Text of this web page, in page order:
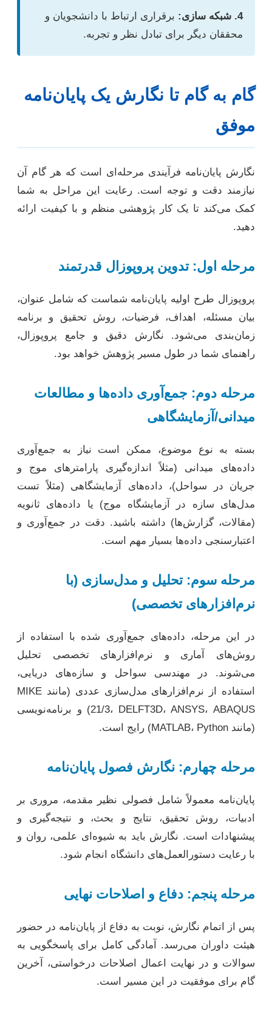
4. شبکه سازی:
برقراری ارتباط با دانشجویان و
محققان دیگر برای تبادل نظر و تجربه.
گام به گام تا نگارش یک پایان‌نامه
موفق
نگارش پایان‌نامه فرآیندی مرحله‌ای است که هر گام آن
نیازمند دقت و توجه است. رعایت این مراحل به شما
کمک می‌کند تا یک کار پژوهشی منظم و با کیفیت ارائه
دهید.
مرحله اول: تدوین پروپوزال قدرتمند
پروپوزال طرح اولیه پایان‌نامه شماست که شامل عنوان،
بیان مسئله، اهداف، فرضیات، روش تحقیق و برنامه
زمان‌بندی می‌شود. نگارش دقیق و جامع پروپوزال،
راهنمای شما در طول مسیر پژوهش خواهد بود.
مرحله دوم: جمع‌آوری داده‌ها و مطالعات
میدانی/آزمایشگاهی
بسته به نوع موضوع، ممکن است نیاز به جمع‌آوری
داده‌های میدانی (مثلاً اندازه‌گیری پارامترهای موج و
جریان در سواحل)، داده‌های آزمایشگاهی (مثلاً تست
مدل‌های سازه در آزمایشگاه موج) یا داده‌های ثانویه
(مقالات، گزارش‌ها) داشته باشید. دقت در جمع‌آوری و
اعتبارسنجی داده‌ها بسیار مهم است.
مرحله سوم: تحلیل و مدل‌سازی (با
نرم‌افزارهای تخصصی)
در این مرحله، داده‌های جمع‌آوری شده با استفاده از
روش‌های آماری و نرم‌افزارهای تخصصی تحلیل
می‌شوند. در مهندسی سواحل و سازه‌های دریایی،
استفاده از نرم‌افزارهای مدل‌سازی عددی (مانند MIKE
21/3، DELFT3D، ANSYS، ABAQUS) و برنامه‌نویسی
(مانند MATLAB، Python) رایج است.
مرحله چهارم: نگارش فصول پایان‌نامه
پایان‌نامه معمولاً شامل فصولی نظیر مقدمه، مروری بر
ادبیات، روش تحقیق، نتایج و بحث، و نتیجه‌گیری و
پیشنهادات است. نگارش باید به شیوه‌ای علمی، روان و
با رعایت دستورالعمل‌های دانشگاه انجام شود.
مرحله پنجم: دفاع و اصلاحات نهایی
پس از اتمام نگارش، نوبت به دفاع از پایان‌نامه در حضور
هیئت داوران می‌رسد. آمادگی کامل برای پاسخگویی به
سوالات و در نهایت اعمال اصلاحات درخواستی، آخرین
گام برای موفقیت در این مسیر است.